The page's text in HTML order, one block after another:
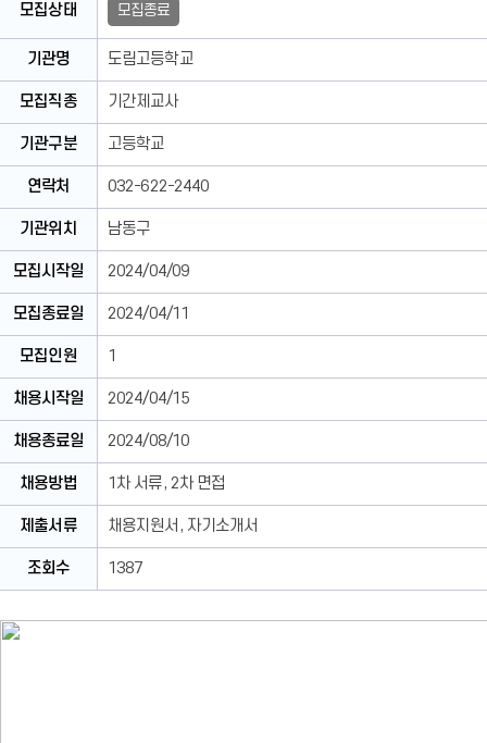
상
보
테
블
모집상태 모집종료
기관명 도림고등학교
모집직종 기간제교사
기관구분 고등학교
연락처 032-622-2440
기관위치 남동구
모집시작일 2024/04/09
모집종료일 2024/04/11
모집인원 1
채용시작일 2024/04/15
채용종료일 2024/08/10
채용방법 1차 서류, 2차 면접
제출서류 채용지원서, 자기소개서
조회수 1387